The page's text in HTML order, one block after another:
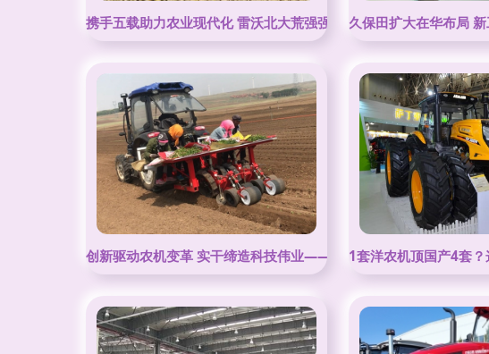
携手五载助力农业现代化 雷沃北大荒强强合作赢未来久保田扩大在华布局
创新驱动农机变革 实干缔造科技伟业——农业机械的现代化之路
1套洋农机顶国产4套